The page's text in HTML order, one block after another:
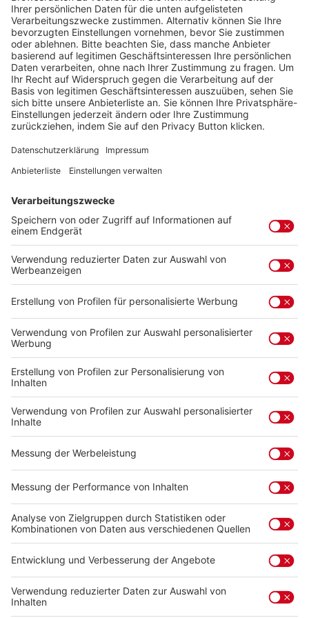
50,00 €
inkl. gesetzl. MwSt. zzgl. Versandkosten
Gutscheinwert Ludwigsburg-Geschenkgutschein
20 €
50 €
Zum Merkzettel hinzufügen
Produktnummer:3533.2
Anhänge
Annahmestellen :
Hier öffnen
Mit dem Ludwigsburg-Gutschein verschenken Sie Freude,
Auswahl und ein Stück Stadtgefühl. Ob Genuss, Shopping
Service-Hotline